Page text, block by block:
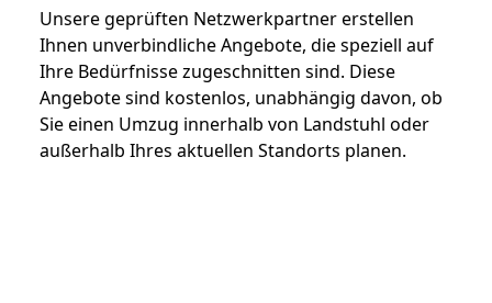
Unsere geprüften Netzwerkpartner erstellen
Ihnen unverbindliche Angebote, die speziell auf
Ihre Bedürfnisse zugeschnitten sind. Diese
Angebote sind kostenlos, unabhängig davon, ob
Sie einen Umzug innerhalb von Landstuhl oder
außerhalb Ihres aktuellen Standorts planen.